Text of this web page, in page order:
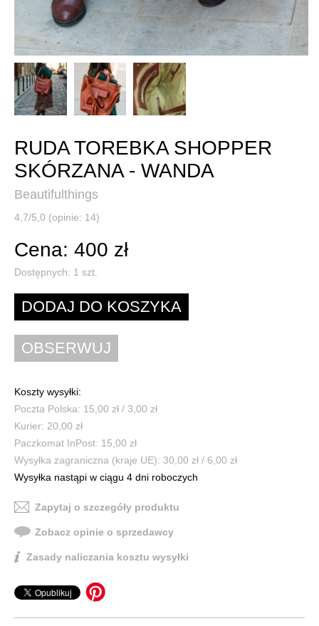
RUDA TOREBKA SHOPPER
SKÓRZANA - WANDA
Beautifulthings
4,7/5,0 (opinie: 14)
Cena: 400 zł
Dostępnych: 1 szt.
Koszty wysyłki:
Poczta Polska: 15,00 zł / 3,00 zł
Kurier: 20,00 zł
Paczkomat InPost: 15,00 zł
Wysyłka zagraniczna (kraje UE): 30,00 zł / 6,00 zł
Wysyłka nastąpi w ciągu 4 dni roboczych
Zapytaj o szczegóły produktu
Zobacz opinie o sprzedawcy
Zasady naliczania kosztu wysyłki